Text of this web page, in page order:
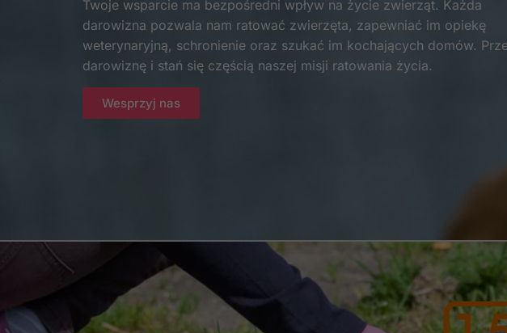
Twoje wsparcie ma bezpośredni wpływ na życie zwierząt. Każda
darowizna pozwala nam ratować zwierzęta, zapewniać im opiekę
weterynaryjną, schronienie oraz szukać im kochających domów.
darowiznę i stań się częścią naszej misji ratowania życia.
Wesprzyj nas